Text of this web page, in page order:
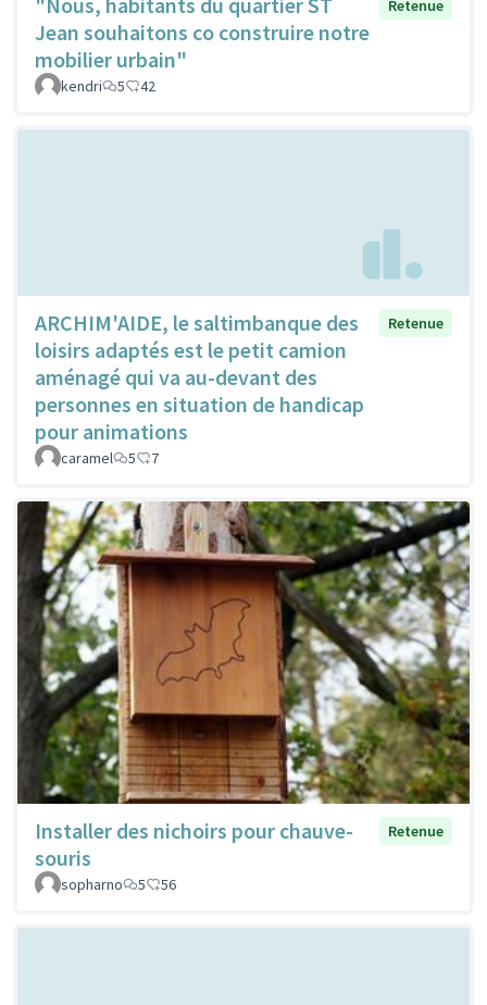
Jean souhaitons co construire notre
mobilier urbain"
Retenue
kendri 5 42
ARCHIM'AIDE, le saltimbanque des
loisirs adaptés est le petit camion
aménagé qui va au-devant des
personnes en situation de handicap
pour animations
Retenue
caramel 5 7
Installer des nichoirs pour chauve-
souris
Retenue
sopharno 5 56